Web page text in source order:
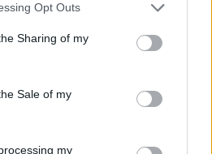
Opt Outs
Sharing of my
Sale of my
my
: Není nikde online
: 0.00 hod.
se:0
místnosti